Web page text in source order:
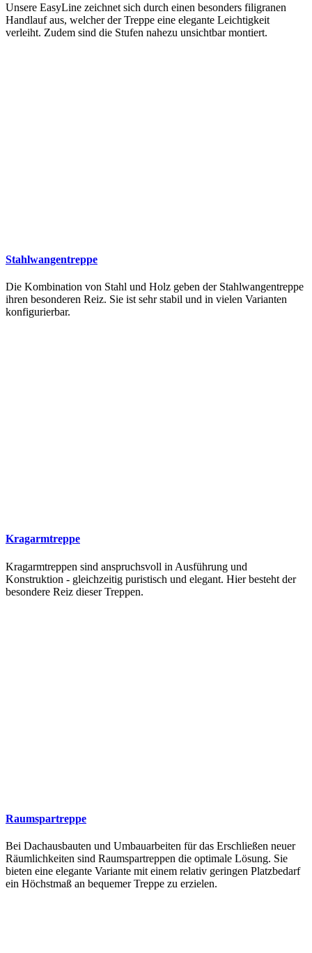
Unsere EasyLine zeichnet sich durch einen besonders filigranen
Handlauf aus, welcher der Treppe eine elegante Leichtigkeit
verleiht. Zudem sind die Stufen nahezu unsichtbar montiert.
Stahlwangentreppe
Die Kombination von Stahl und Holz geben der Stahlwangentreppe
ihren besonderen Reiz. Sie ist sehr stabil und in vielen Varianten
konfigurierbar.
Kragarmtreppe
Kragarmtreppen sind anspruchsvoll in Ausführung und
Konstruktion - gleichzeitig puristisch und elegant. Hier besteht der
besondere Reiz dieser Treppen.
Raumspartreppe
Bei Dachausbauten und Umbauarbeiten für das Erschließen neuer
Räumlichkeiten sind Raumspartreppen die optimale Lösung. Sie
bieten eine elegante Variante mit einem relativ geringen Platzbedarf
ein Höchstmaß an bequemer Treppe zu erzielen.